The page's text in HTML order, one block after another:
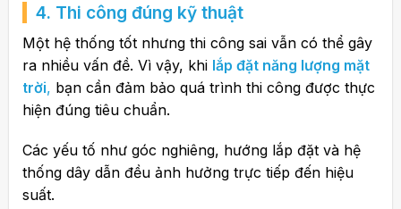
4. Thi công đúng kỹ thuật
Một hệ thống tốt nhưng thi công sai vẫn có thể gây
ra nhiều vấn đề. Vì vậy, khi lắp đặt năng lượng mặt
trời, bạn cần đảm bảo quá trình thi công được thực
hiện đúng tiêu chuẩn.
Các yếu tố như góc nghiêng, hướng lắp đặt và hệ
thống dây dẫn đều ảnh hưởng trực tiếp đến hiệu
suất.